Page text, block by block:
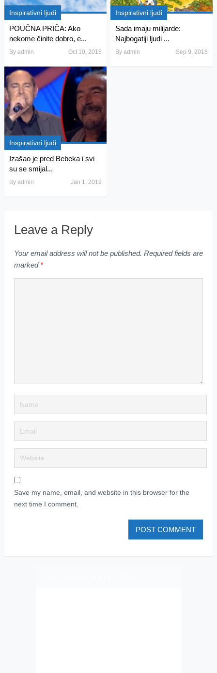
Inspirativni ljudi
POUČNA PRIČA: Ako
nekome činite dobro, e...
By admin Oct 10, 2016
Inspirativni ljudi
Sada imaju milijarde:
Najbogatiji ljudi ...
Byadmin Sep 9, 2016
Inspirativni ljudi
Izašao je pred Bebeka i svi
su se smijal...
By admin Jan 1, 2019
Leave a Reply
Your email address will not be published. Required fields are
marked *
Save my name, email, and website in this browser for the
next time I comment.